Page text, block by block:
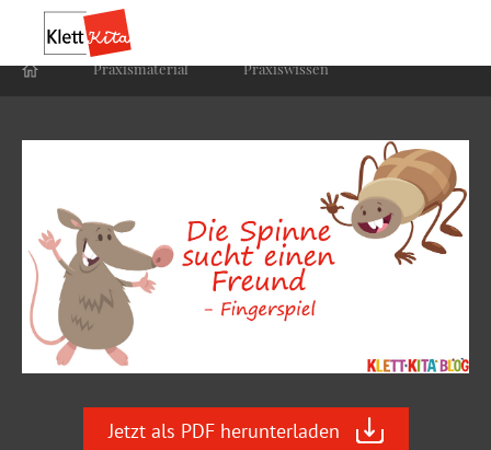
Praxis­material Praxis­wissen
Jetzt als PDF herunterladen